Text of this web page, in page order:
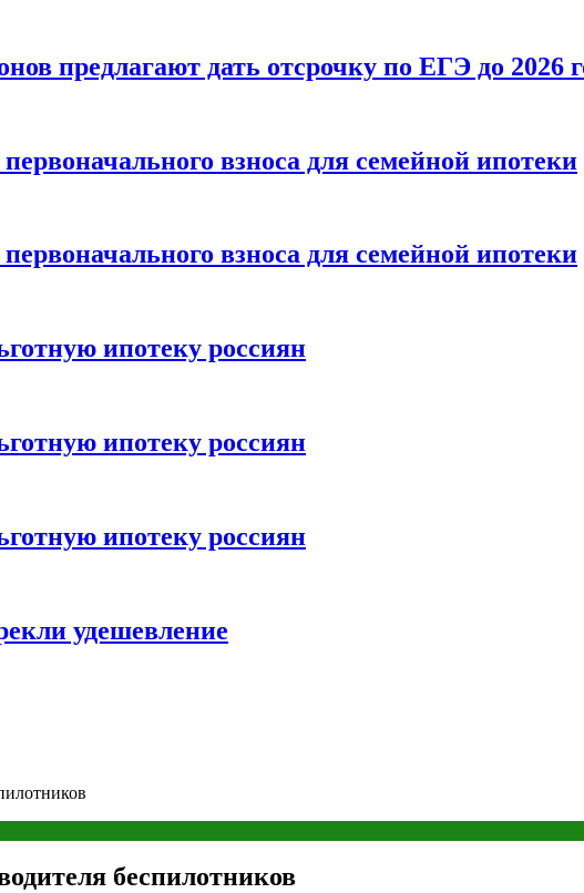
предлагают дать отсрочку по ЕГЭ до 2026
взноса для семейной ипотеки
взноса для семейной ипотеки
ипотеку россиян
ипотеку россиян
ипотеку россиян
удешевление
беспилотников